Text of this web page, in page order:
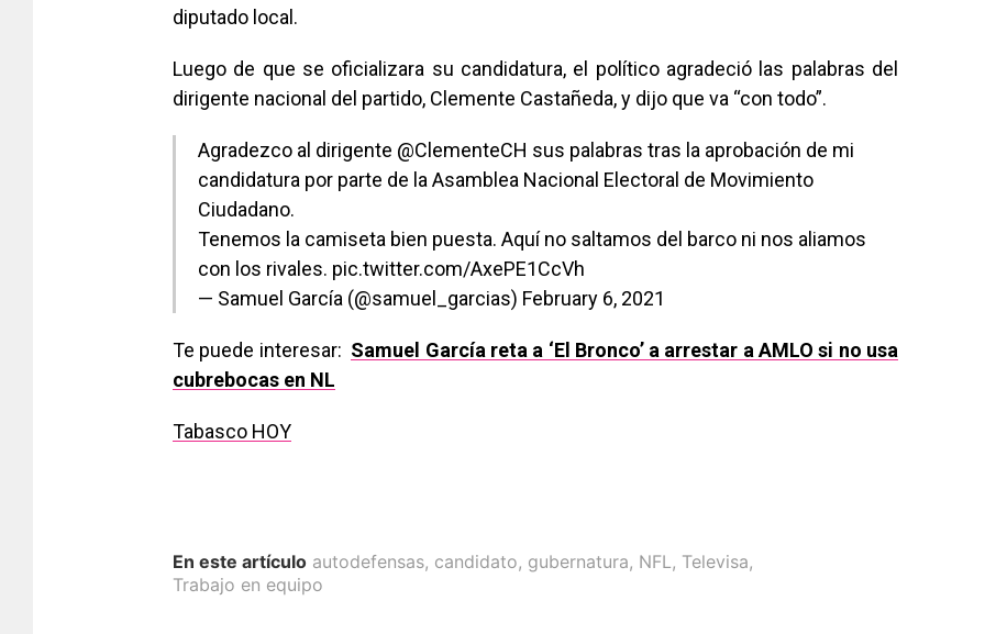
diputado local.
Luego de que se oficializara su candidatura, el político agradeció las palabras del
dirigente nacional del partido, Clemente Castañeda, y dijo que va “con todo”.
Agradezco al dirigente @ClementeCH sus palabras tras la aprobación de mi
candidatura por parte de la Asamblea Nacional Electoral de Movimiento
Ciudadano.
Tenemos la camiseta bien puesta. Aquí no saltamos del barco ni nos aliamos
con los rivales. pic.twitter.com/AxePE1CcVh
— Samuel García (@samuel_garcias) February 6, 2021
Te puede interesar: Samuel García reta a ‘El Bronco’ a arrestar a AMLO si no usa
cubrebocas en NL
Tabasco HOY
En este artículo autodefensas, candidato, gubernatura, NFL, Televisa,
Trabajo en equipo